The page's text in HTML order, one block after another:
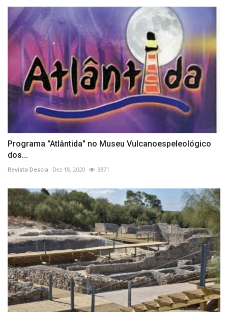
Programa "Atlântida" no Museu Vulcanoespeleológico
dos...
Revista Descla Dez 18, 2020 3871